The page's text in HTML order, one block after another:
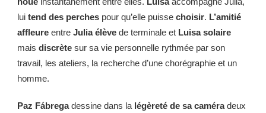
lui tend des perches pour qu’elle puisse choisir. L’amitié
affleure entre Julia élève de terminale et Luisa solaire
mais discrète sur sa vie personnelle rythmée par son
travail, les ateliers, la recherche d’une chorégraphie et un
homme.
Paz Fábregadessine dans la légèreté de sa caméradeux